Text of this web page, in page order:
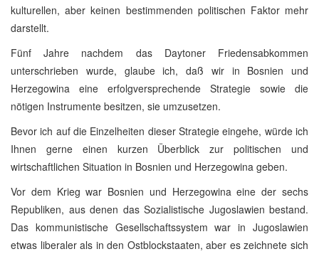
kulturellen, aber keinen bestimmenden politischen Faktor mehr
darstellt.
Fünf Jahre nachdem das Daytoner Friedensabkommen
unterschrieben wurde, glaube ich, daß wir in Bosnien und
Herzegowina eine erfolgversprechende Strategie sowie die
nötigen Instrumente besitzen, sie umzusetzen.
Bevor ich auf die Einzelheiten dieser Strategie eingehe, würde ich
Ihnen gerne einen kurzen Überblick zur politischen und
wirtschaftlichen Situation in Bosnien und Herzegowina geben.
Vor dem Krieg war Bosnien und Herzegowina eine der sechs
Republiken, aus denen das Sozialistische Jugoslawien bestand.
Das kommunistische Gesellschaftssystem war in Jugoslawien
etwas liberaler als in den Ostblockstaaten, aber es zeichnete sich